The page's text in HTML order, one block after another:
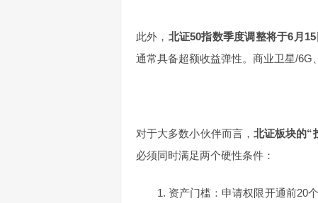
此外， 北证50指数季度调整将于6月
通常具备超额收益弹性。商业卫星/6G
对于大多数小伙伴而言，北证板块的“
必须同时满足两个硬性条件：
1. 资产门槛：申请权限开通前20